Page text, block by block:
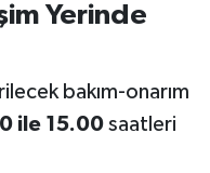
Yerinde
bakım-onarım
ile 15.00saatleri